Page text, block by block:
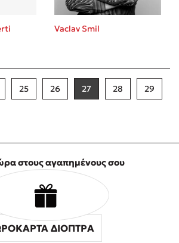
Vaclav Smil
25 26 27 28 29
στους αγαπημένους σου
ΔΙΟΠΤΡΑ